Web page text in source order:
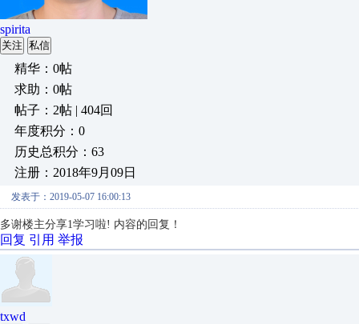
spirita
关注 私信
精华：0帖
求助：0帖
帖子：2帖 | 404回
年度积分：0
历史总积分：63
注册：2018年9月09日
发表于：2019-05-07 16:00:13
多谢楼主分享1学习啦! 内容的回复！
回复 引用 举报
txwd